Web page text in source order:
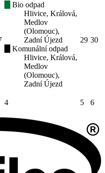
Bio odpad
Hlivice, Králová,
Medlov
(Olomouc),
Zadní Újezd
Komunální odpad
Hlivice, Králová,
Medlov
(Olomouc),
Zadní Újezd
29 30
4 5
6